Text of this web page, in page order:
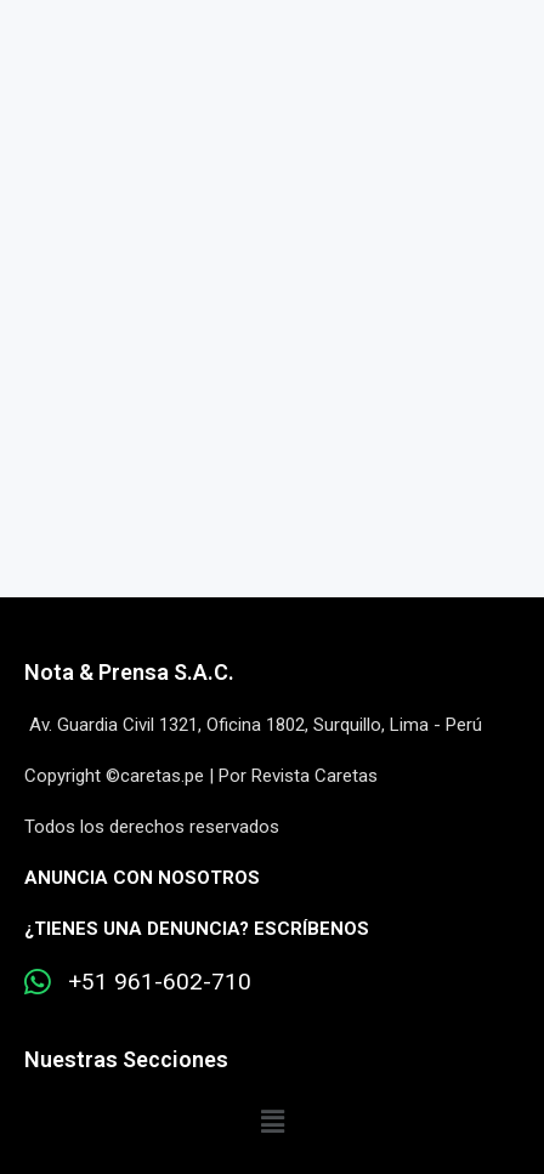
Nota & Prensa S.A.C.
Av. Guardia Civil 1321, Oficina 1802, Surquillo, Lima - Perú
Copyright ©caretas.pe | Por Revista Caretas
Todos los derechos reservados
ANUNCIA CON NOSOTROS
¿TIENES UNA DENUNCIA? ESCRÍBENOS
+51 961-602-710
Nuestras Secciones